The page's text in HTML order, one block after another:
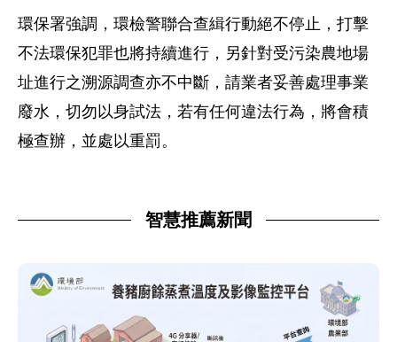
環保署強調，環檢警聯合查緝行動絕不停止，打擊
不法環保犯罪也將持續進行，另針對受污染農地場
址進行之溯源調查亦不中斷，請業者妥善處理事業
廢水，切勿以身試法，若有任何違法行為，將會積
極查辦，並處以重罰。
智慧推薦新聞